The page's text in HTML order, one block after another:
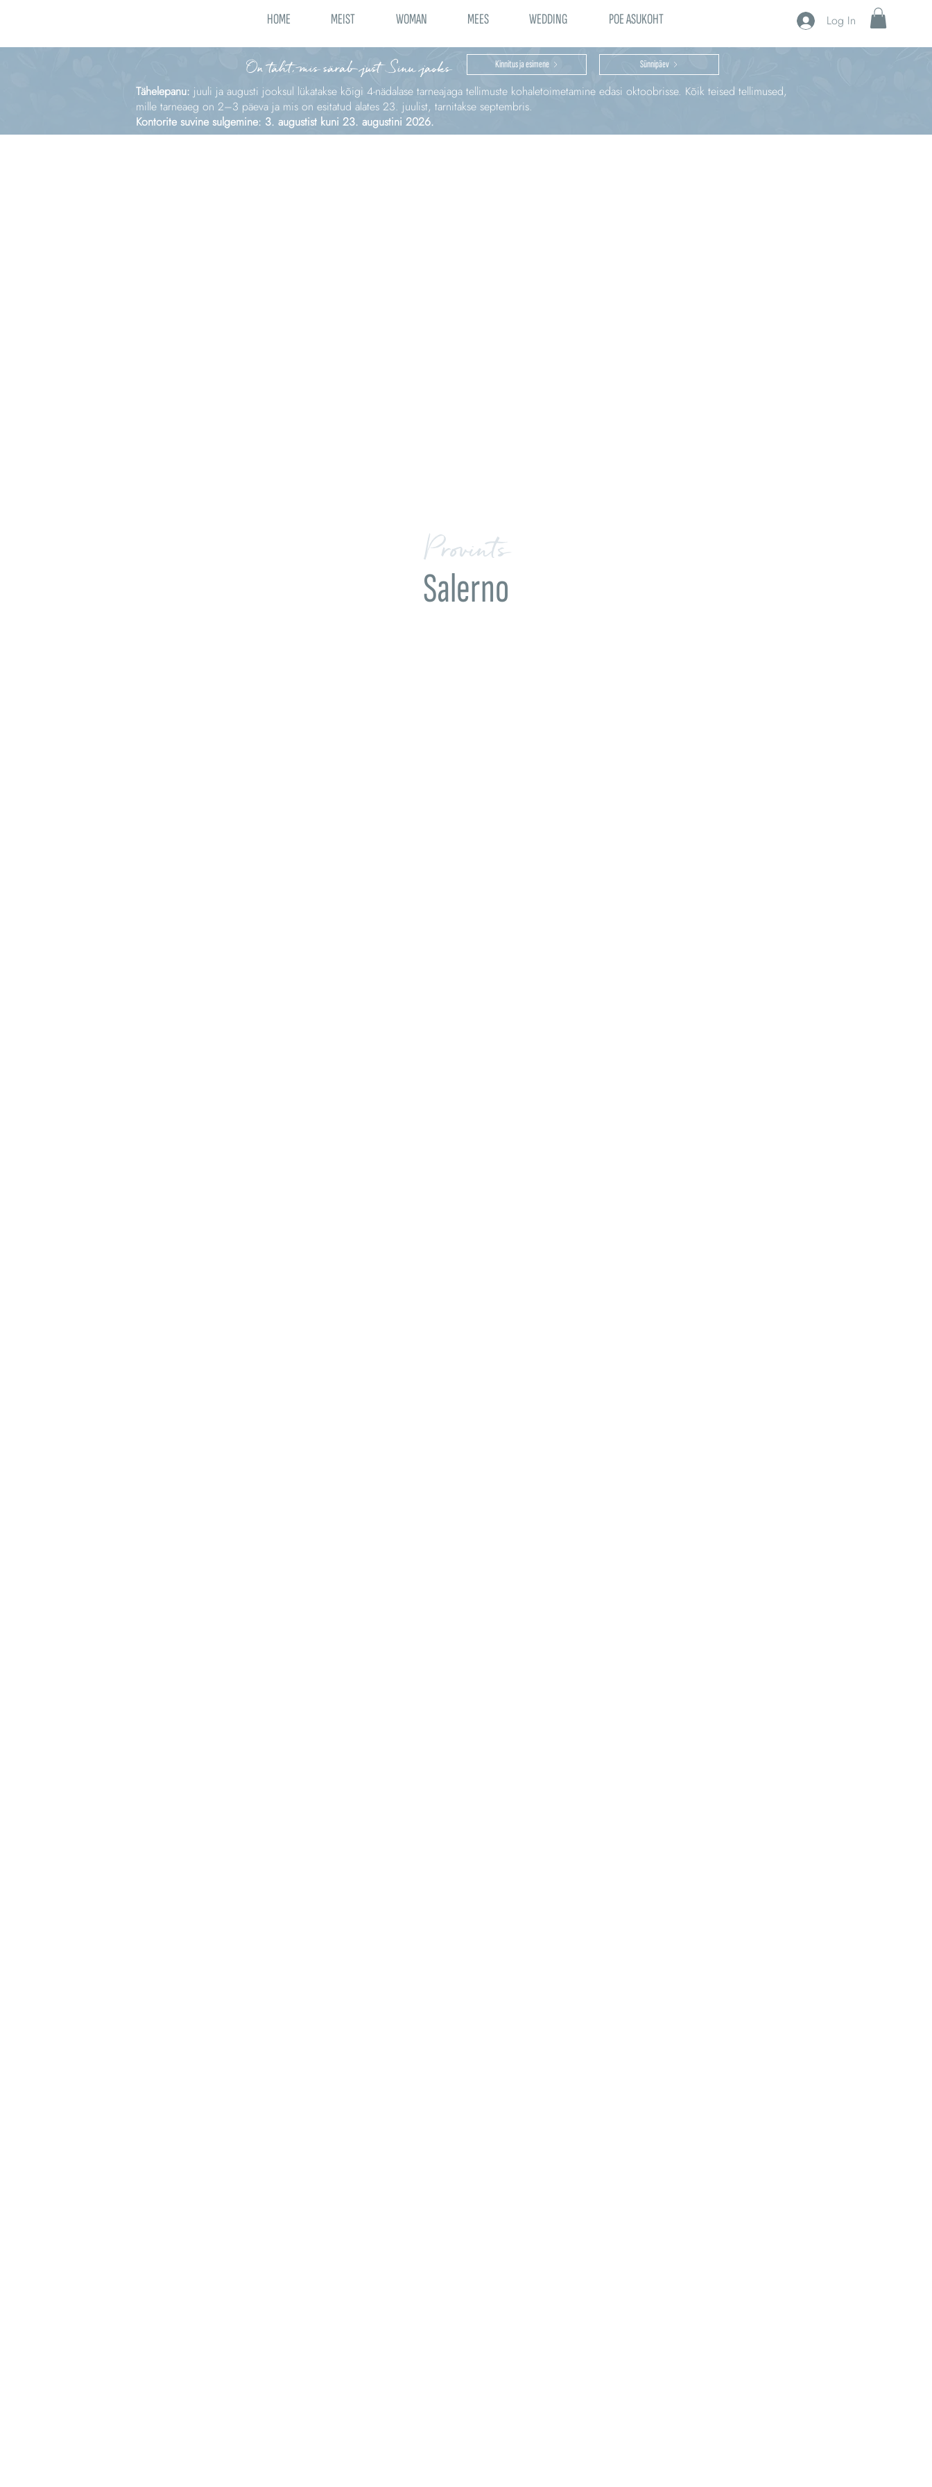
HOME MEIST WOMAN MEES WEDDING POE ASUKOHT Log In
On täht, mis särab just Sinu jaoks Kinnitus ja esimene Sünnipäev
Tähelepanu: juuli ja augusti jooksul lükatakse kõigi 4‑nädalase tarneajaga tellimuste kohaletoimetamine edasi oktoobrisse. Kõik teised tellimused,
mille tarneaeg on 2–3 päeva ja mis on esitatud alates 23. juulist, tarnitakse septembris.
Kontorite suvine sulgemine: 3. augustist kuni 23. augustini 2026.
Provints
Salerno